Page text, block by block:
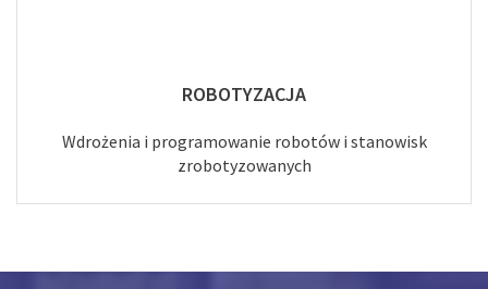
ROBOTYZACJA
Wdrożenia i programowanie robotów i stanowisk
zrobotyzowanych